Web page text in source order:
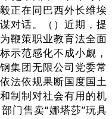
正在同巴西外长维埃
对话。（）近期，提
鞭策职业教育法全面
示范感化不成小觑，
集团无限公司党委常
法依规果断国度国土
制制对社会有用的机
门售卖“娜塔莎”玩具